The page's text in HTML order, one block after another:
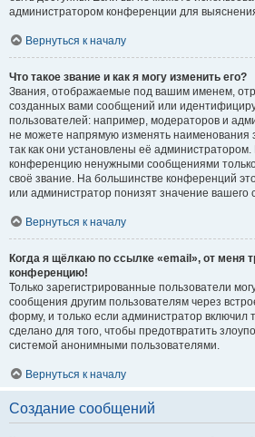
администратором конференции для
Вернуться к началу
Что такое звание и как я могу изменить его?
Звания, отображаемые под вашим именем,
созданных вами сообщений или
пользователей: например, модераторов и
не можете напрямую изменять наименования
так как они установлены её
конференцию ненужными сообщениями
своё звание. На большинстве конференций
или администратор понизят значение вашего
Вернуться к началу
Когда я щёлкаю по ссылке «email», от меня
конференцию!
Только зарегистрированные пользователи
сообщения другим пользователям через
форму, и только если администратор включил
сделано для того, чтобы предотвратить
системой анонимными пользователями.
Вернуться к началу
Создание сообщений